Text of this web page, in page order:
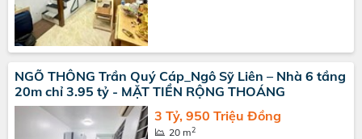
NGÕ THÔNG Trần Quý Cáp_Ngô Sỹ Liên – Nhà 6 tầng
20m chỉ 3.95 tỷ - MẶT TIỀN RỘNG THOÁNG
3 Tỷ, 950 Triệu Đồng
20 m2